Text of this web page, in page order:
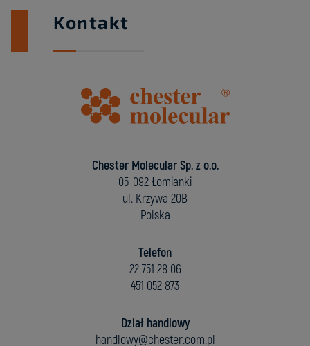
Kontakt
Chester Molecular Sp. z o.o.
05-092 Łomianki
ul. Krzywa 20B
Polska
Telefon
22 751 28 06
451 052 873
Dział handlowy
handlowy@chester.com.pl